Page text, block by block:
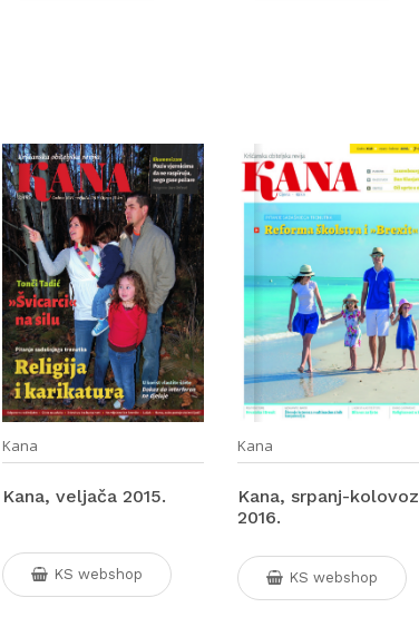
Kana
Kana, veljača 2015.
KS webshop
Kana
Kana, srpanj-kolovoz
2016.
KS webshop